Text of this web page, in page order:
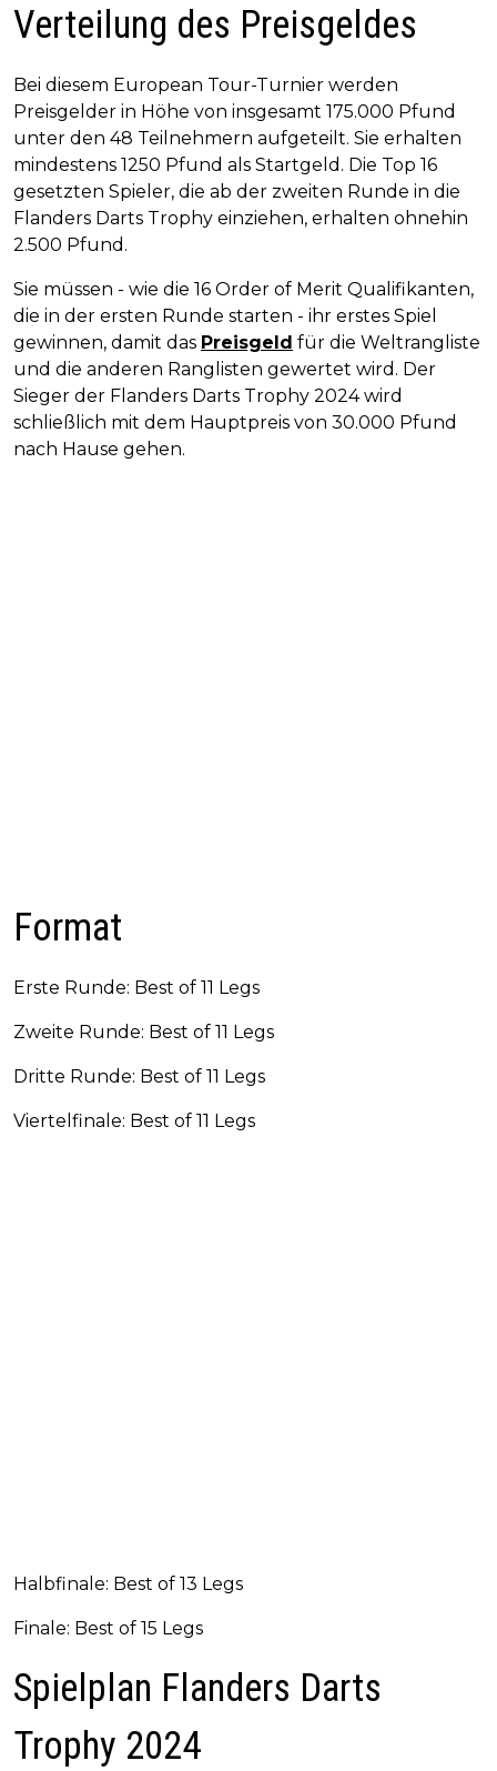
Verteilung des Preisgeldes
Bei diesem European Tour-Turnier werden
Preisgelder in Höhe von insgesamt 175.000 Pfund
unter den 48 Teilnehmern aufgeteilt. Sie erhalten
mindestens 1250 Pfund als Startgeld. Die Top 16
gesetzten Spieler, die ab der zweiten Runde in die
Flanders Darts Trophy einziehen, erhalten ohnehin
2.500 Pfund.
Sie müssen - wie die 16 Order of Merit Qualifikanten,
die in der ersten Runde starten - ihr erstes Spiel
gewinnen, damit das Preisgeld für die Weltrangliste
und die anderen Ranglisten gewertet wird. Der
Sieger der Flanders Darts Trophy 2024 wird
schließlich mit dem Hauptpreis von 30.000 Pfund
nach Hause gehen.
Format
Erste Runde: Best of 11 Legs
Zweite Runde: Best of 11 Legs
Dritte Runde: Best of 11 Legs
Viertelfinale: Best of 11 Legs
Halbfinale: Best of 13 Legs
Finale: Best of 15 Legs
Spielplan Flanders Darts
Trophy 2024